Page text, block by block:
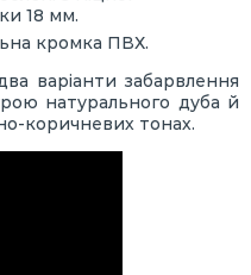
18 мм.
кромка ПВХ.
варіанти забарвлення
натурального дуба й
коричневих тонах.